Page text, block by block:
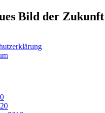
Bild der Zukunft